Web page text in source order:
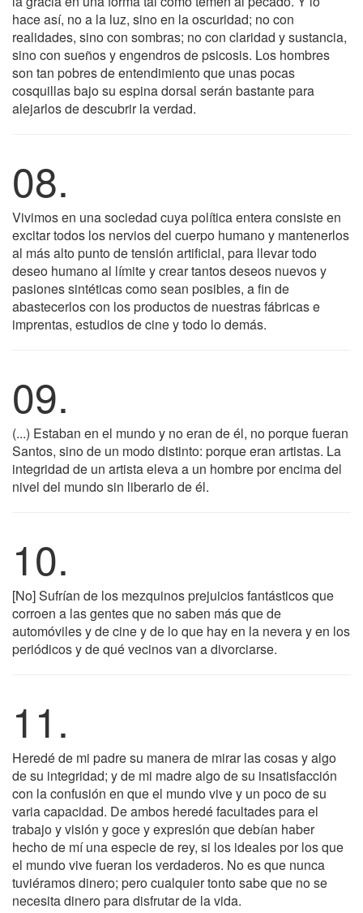
hace así, no a la luz, sino en la oscuridad; no con
realidades, sino con sombras; no con claridad y sustancia,
sino con sueños y engendros de psicosis. Los hombres
son tan pobres de entendimiento que unas pocas
cosquillas bajo su espina dorsal serán bastante para
alejarlos de descubrir la verdad.
08.
Vivimos en una sociedad cuya política entera consiste en
excitar todos los nervios del cuerpo humano y mantenerlos
al más alto punto de tensión artificial, para llevar todo
deseo humano al límite y crear tantos deseos nuevos y
pasiones sintéticas como sean posibles, a fin de
abastecerlos con los productos de nuestras fábricas e
imprentas, estudios de cine y todo lo demás.
09.
(...) Estaban en el mundo y no eran de él, no porque fueran
Santos, sino de un modo distinto: porque eran artistas. La
integridad de un artista eleva a un hombre por encima del
nivel del mundo sin liberarlo de él.
10.
[No] Sufrían de los mezquinos prejuicios fantásticos que
corroen a las gentes que no saben más que de
automóviles y de cine y de lo que hay en la nevera y en los
periódicos y de qué vecinos van a divorciarse.
11.
Heredé de mi padre su manera de mirar las cosas y algo
de su integridad; y de mi madre algo de su insatisfacción
con la confusión en que el mundo vive y un poco de su
varia capacidad. De ambos heredé facultades para el
trabajo y visión y goce y expresión que debían haber
hecho de mí una especie de rey, si los ideales por los que
el mundo vive fueran los verdaderos. No es que nunca
tuviéramos dinero; pero cualquier tonto sabe que no se
necesita dinero para disfrutar de la vida.